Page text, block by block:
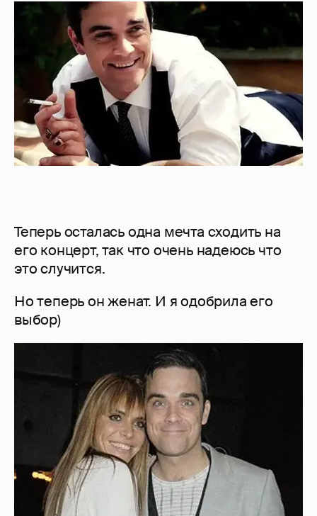
Теперь осталась одна мечта сходить на
его концерт, так что очень надеюсь что
это случится.
Но теперь он женат. И я одобрила его
выбор)